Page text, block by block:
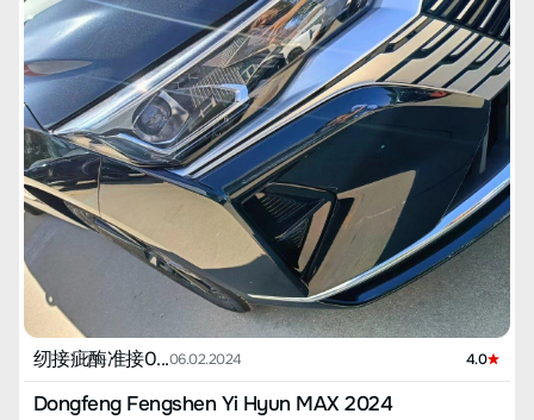
纫接疵酶准接0...06.02.2024 4.0
Dongfeng Fengshen Yi Hyun MAX 2024